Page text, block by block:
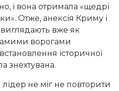
і вона отримала «щедрі
Отже, анексія Криму і
вже як
ворогами
історичної
знехтувана.
лідер не міг не повторити